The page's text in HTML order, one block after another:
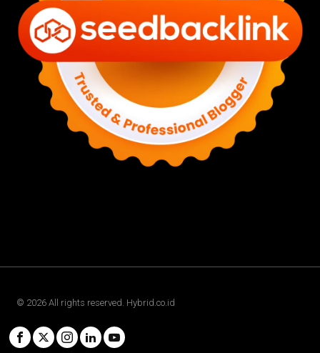
© 2026 All rights reserved. Hybrid.co.id